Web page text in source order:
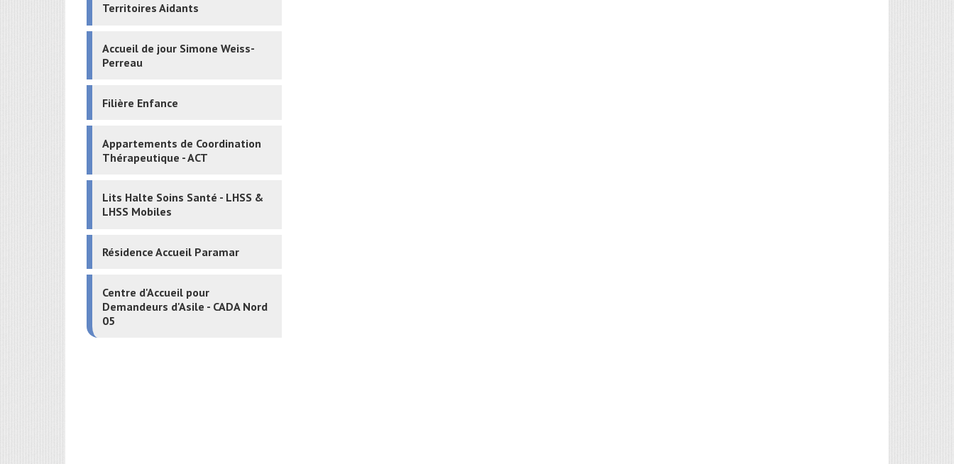
Territoires Aidants
Accueil de jour Simone Weiss-
Perreau
Filière Enfance
Appartements de Coordination
Thérapeutique - ACT
Lits Halte Soins Santé - LHSS &
LHSS Mobiles
Résidence Accueil Paramar
Centre d'Accueil pour
Demandeurs d'Asile - CADA Nord
05